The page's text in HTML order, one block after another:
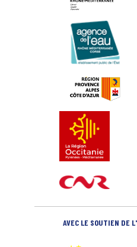
AVEC LE SOUTIEN DE